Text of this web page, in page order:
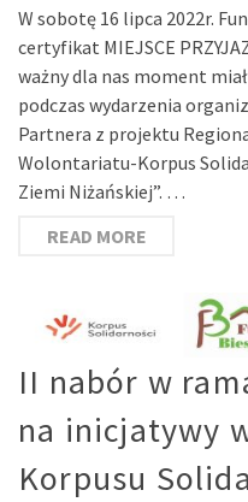
W sobotę 16 lipca 2022r.
certyfikat MIEJSCE
ważny dla nas moment
podczas wydarzenia
Partnera z projektu
Wolontariatu-Korpus
Ziemi Niżańskiej”. …
READ MORE
II nabór w
na inicjatywy
Korpusu